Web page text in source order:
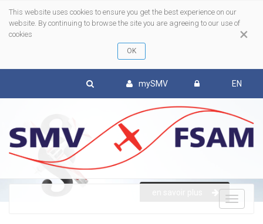
×
This website uses cookies to ensure you get the best experience on our
website. By continuing to browse the site you are agreeing to our use of
cookies
mySMV EN